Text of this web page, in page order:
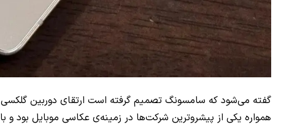
گفته می‌شود که سامسونگ تصمیم گرفته است ارتقای دوربین گلکسی